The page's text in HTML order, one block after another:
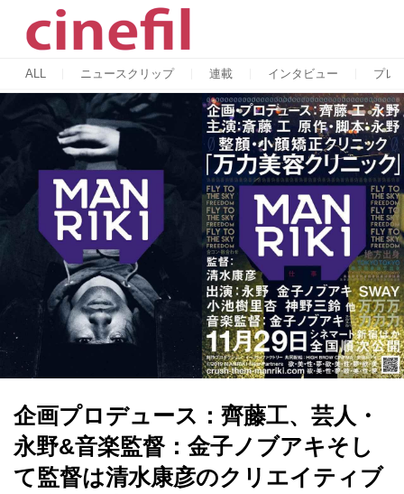
ALL ニュースクリップ 連載 インタビュー プレ
企画プロデュース：齊藤工、芸人・
永野&音楽監督：金子ノブアキそし
て監督は清水康彦のクリエイティブ